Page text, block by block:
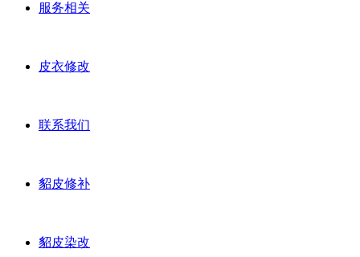
服务相关
皮衣修改
联系我们
貂皮修补
貂皮染改